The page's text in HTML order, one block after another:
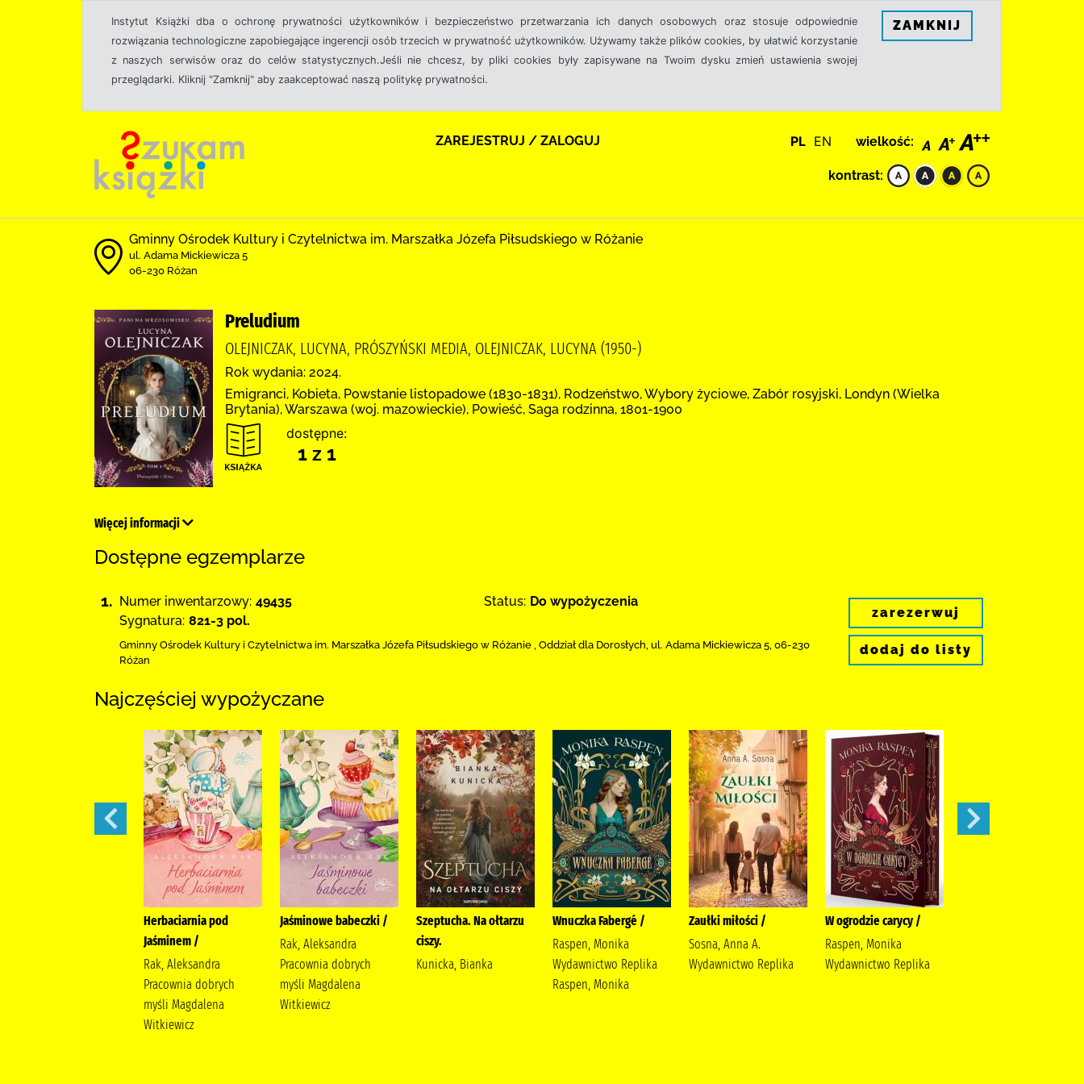
Instytut Książki dba o ochronę prywatności użytkowników i bezpieczeństwo przetwarzania ich danych osobowych oraz stosuje odpowiednie
rozwiązania technologiczne zapobiegające ingerencji osób trzecich w prywatność użytkowników. Używamy także plików cookies, by ułatwić korzystanie
z naszych serwisów oraz do celów statystycznych.Jeśli nie chcesz, by pliki cookies były zapisywane na Twoim dysku zmień ustawienia swojej
przeglądarki. Kliknij "Zamknij" aby zaakceptować naszą politykę prywatności.
ZAMKNIJ
ZAREJESTRUJ / ZALOGUJ PL EN wielkość:
kontrast:
Gminny Ośrodek Kultury i Czytelnictwa im. Marszałka Józefa Piłsudskiego w Różanie
ul. Adama Mickiewicza 5
06-230 Różan
Preludium
OLEJNICZAK, LUCYNA, PRÓSZYŃSKI MEDIA, OLEJNICZAK, LUCYNA (1950-)
Rok wydania: 2024.
Emigranci, Kobieta, Powstanie listopadowe (1830-1831), Rodzeństwo, Wybory życiowe, Zabór rosyjski, Londyn (Wielka
Brytania), Warszawa (woj. mazowieckie), Powieść, Saga rodzinna, 1801-1900
dostępne:
1 z 1
Więcej informacji
Dostępne egzemplarze
1. Numer inwentarzowy: 49435
Sygnatura: 821-3 pol.
Status: Do wypożyczenia
Gminny Ośrodek Kultury i Czytelnictwa im. Marszałka Józefa Piłsudskiego w Różanie , Oddział dla Dorosłych, ul. Adama Mickiewicza 5, 06-230
Różan
zarezerwuj
dodaj do listy
Najczęściej wypożyczane
Herbaciarnia pod
Jaśminem /
Rak, Aleksandra
Pracownia dobrych
myśli Magdalena
Witkiewicz
Jaśminowe babeczki /
Rak, Aleksandra
Pracownia dobrych
myśli Magdalena
Witkiewicz
Szeptucha. Na ołtarzu
ciszy.
Kunicka, Bianka
Wnuczka Fabergé /
Raspen, Monika
Wydawnictwo Replika
Raspen, Monika
Zaułki miłości /
Sosna, Anna A.
Wydawnictwo Replika
W ogrodzie carycy /
Raspen, Monika
Wydawnictwo Replika